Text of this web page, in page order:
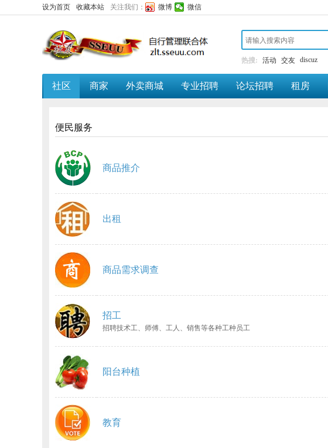
设为首页 收藏本站 关注我们： 微博 微信
热搜: 活动 交友 discuz
社区 商家 外卖商城 专业招聘 论坛招聘 租房
便民服务
商品推介
出租
商品需求调查
招工
招聘技术工、师傅、工人、销售等各种工种员工
阳台种植
教育